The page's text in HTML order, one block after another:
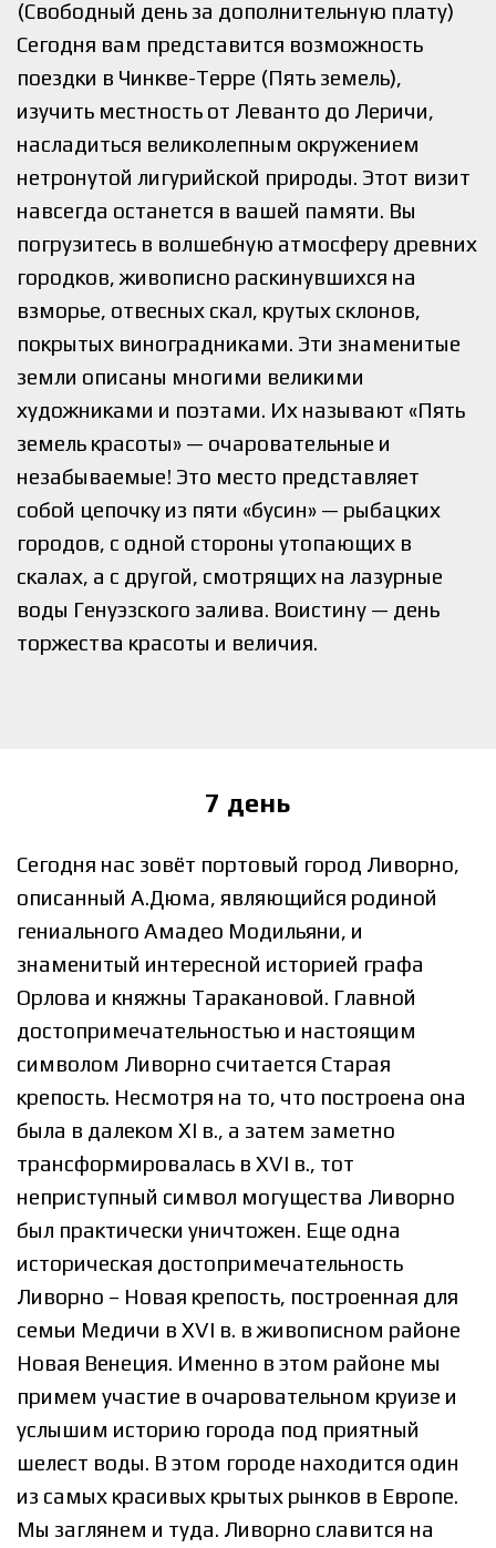
(Свободный день за дополнительную плату)
Сегодня вам представится возможность
поездки в Чинкве-Терре (Пять земель),
изучить местность от Леванто до Леричи,
насладиться великолепным окружением
нетронутой лигурийской природы. Этот визит
навсегда останется в вашей памяти. Вы
погрузитесь в волшебную атмосферу древних
городков, живописно раскинувшихся на
взморье, отвесных скал, крутых склонов,
покрытых виноградниками. Эти знаменитые
земли описаны многими великими
художниками и поэтами. Их называют «Пять
земель красоты» — очаровательные и
незабываемые! Это место представляет
собой цепочку из пяти «бусин» — рыбацких
городов, с одной стороны утопающих в
скалах, а с другой, смотрящих на лазурные
воды Генуэзского залива. Воистину — день
торжества красоты и величия.
7 день
Сегодня нас зовёт портовый город Ливорно,
описанный А.Дюма, являющийся родиной
гениального Амадео Модильяни, и
знаменитый интересной историей графа
Орлова и княжны Таракановой. Главной
достопримечательностью и настоящим
символом Ливорно считается Старая
крепость. Несмотря на то, что построена она
была в далеком XI в., а затем заметно
трансформировалась в XVI в., тот
неприступный символ могущества Ливорно
был практически уничтожен. Еще одна
историческая достопримечательность
Ливорно – Новая крепость, построенная для
семьи Медичи в XVI в. в живописном районе
Новая Венеция. Именно в этом районе мы
примем участие в очаровательном круизе и
услышим историю города под приятный
шелест воды. В этом городе находится один
из самых красивых крытых рынков в Европе.
Мы заглянем и туда. Ливорно славится на